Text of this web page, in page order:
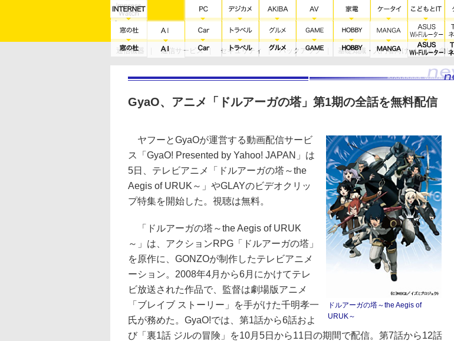
通信機器 通信サービス セキュリティ バックアップ 基礎知識・入門者向け 法人向け
GyaO、アニメ「ドルアーガの塔」第1期の全話を無料配信
ドルアーガの塔～the Aegis of
URUK～
ヤフーとGyaOが運営する動画配信サービ
ス「GyaO! Presented by Yahoo! JAPAN」は
5日、テレビアニメ「ドルアーガの塔～the
Aegis of URUK～」やGLAYのビデオクリッ
プ特集を開始した。視聴は無料。
「ドルアーガの塔～the Aegis of URUK
～」は、アクションRPG「ドルアーガの塔」
を原作に、GONZOが制作したテレビアニメ
ーション。2008年4月から6月にかけてテレ
ビ放送された作品で、監督は劇場版アニメ
「ブレイブ ストーリー」を手がけた千明孝一
氏が務めた。GyaO!では、第1話から6話およ
び「裏1話 ジルの冒険」を10月5日から11日の期間で配信。第7話から12話